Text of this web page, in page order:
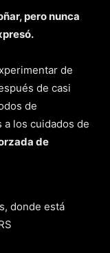
pero nunca
de
de casi
de
los cuidados de
de
donde está